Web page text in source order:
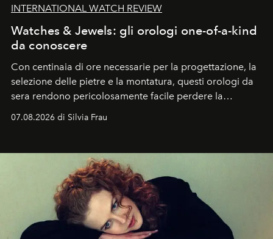
INTERNATIONAL WATCH REVIEW
Watches & Jewels: gli orologi one-of-a-kind
da conoscere
Con centinaia di ore necessarie per la progettazione, la
selezione delle pietre e la montatura, questi orologi da
sera rendono pericolosamente facile perdere la
cognizione del tempo. Ma con quadranti così
07.08.2026 di Silvia Frau